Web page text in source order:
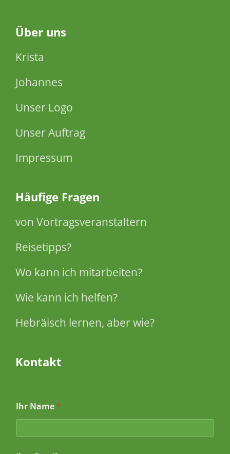
Über uns
Krista
Johannes
Unser Logo
Unser Auftrag
Impressum
Häufige Fragen
von Vortragsveranstaltern
Reisetipps?
Wo kann ich mitarbeiten?
Wie kann ich helfen?
Hebräisch lernen, aber wie?
Kontakt
Ihr Name *